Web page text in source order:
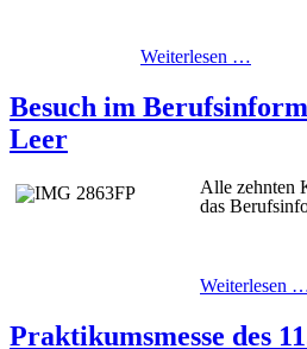
Weiterlesen …
Besuch im
Leer
Alle zehnten
das
Weiterlesen
Praktikumsmesse des